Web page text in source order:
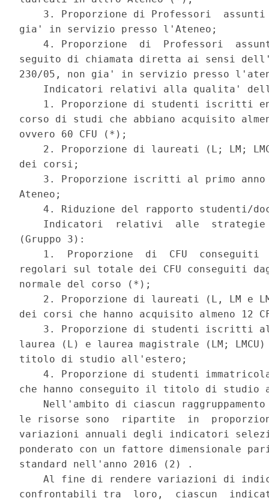
3. Proporzione di Professori
gia' in servizio presso l'Ateneo;
4. Proporzione  di  Professori
seguito di chiamata diretta ai sensi
230/05, non gia' in servizio presso
Indicatori relativi alla qualita'
1. Proporzione di studenti iscritti
corso di studi che abbiano acquisito
ovvero 60 CFU (*);
2. Proporzione di laureati (L; LM;
dei corsi;
3. Proporzione iscritti al primo
Ateneo;
4. Riduzione del rapporto studenti/
Indicatori  relativi  alle
(Gruppo 3):
1.  Proporzione  di  CFU  conseguiti
regolari sul totale dei CFU conseguiti
normale del corso (*);
2. Proporzione di laureati (L, LM e
dei corsi che hanno acquisito almeno 12
3. Proporzione di studenti iscritti
laurea (L) e laurea magistrale (LM;
titolo di studio all'estero;
4. Proporzione di studenti
che hanno conseguito il titolo di
Nell'ambito di ciascun
le risorse sono  ripartite  in
variazioni annuali degli indicatori
ponderato con un fattore dimensionale
standard nell'anno 2016 (2) .
Al fine di rendere variazioni di
confrontabili tra  loro,  ciascun